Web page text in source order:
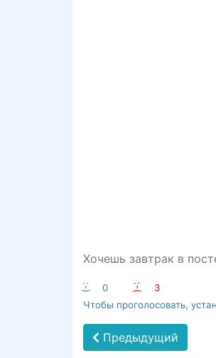
Хочешь завтрак в
:-) 0 :-(
3
Чтобы проголосовать,
Предыдущий